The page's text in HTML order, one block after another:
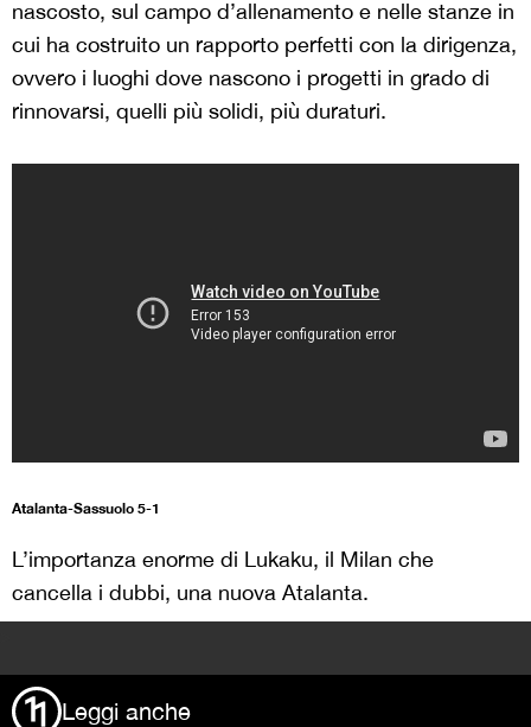
nascosto, sul campo d’allenamento e nelle stanze in
cui ha costruito un rapporto perfetti con la dirigenza,
ovvero i luoghi dove nascono i progetti in grado di
rinnovarsi, quelli più solidi, più duraturi.
Atalanta-Sassuolo 5-1
L’importanza enorme di Lukaku, il Milan che
cancella i dubbi, una nuova Atalanta.
Leggi anche